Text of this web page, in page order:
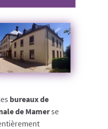
bureaux de
de Mamerse